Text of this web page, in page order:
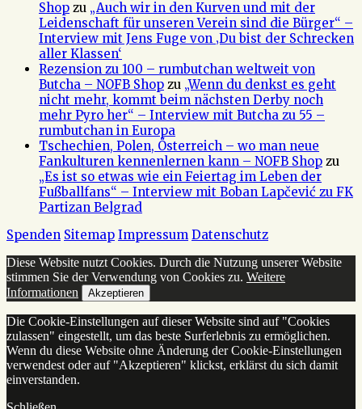
Shop zu „Auch wir in den Kurven und mit der
Leidenschaft für unseren Verein sind die Bürger“ –
Interview mit Jens Fuge von ‚Du bist der Schrecken
aller Klassen‘
Rezension zu 100 – rumbutchan weltweit von
Butcha – NOFB Shop zu „Wenn du denkst es geht
nicht mehr, kommt beim nächsten Derby noch
mehr Pyro her“ – Interview mit Butcha zu 55 –
rumbutchan in Europa
Tschechien, Polen, Österreich – wo man neue
Fankulturen kennenlernen kann – NOFB Shop zu
„Es ist so etwas wie ein Feiertag im Leben der
Fußballfans“ – Interview mit Boban Lapčević zu FK
Partizan Belgrad
Spenden Sitemap Impressum Datenschutz
Diese Website nutzt Cookies. Durch die Nutzung unserer Website
stimmen Sie der Verwendung von Cookies zu. Weitere
Informationen
Akzeptieren
Die Cookie-Einstellungen auf dieser Website sind auf "Cookies
zulassen" eingestellt, um das beste Surferlebnis zu ermöglichen.
Wenn du diese Website ohne Änderung der Cookie-Einstellungen
verwendest oder auf "Akzeptieren" klickst, erklärst du sich damit
einverstanden.